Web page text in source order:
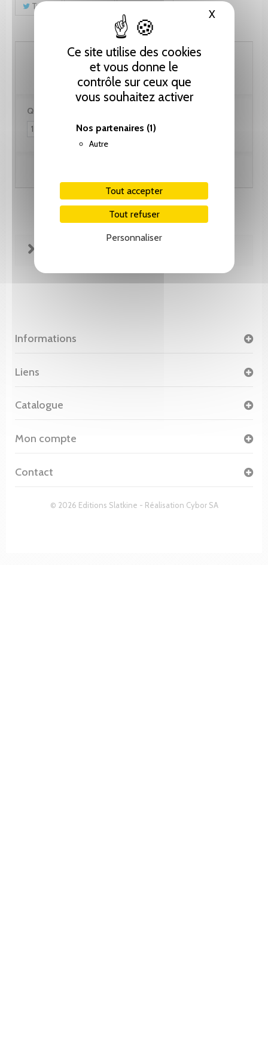
Ce site utilise des cookies
et vous donne le
contrôle sur ceux que
vous souhaitez activer
Nos partenaires (1)
Autre
Tout accepter
Tout refuser
Personnaliser
XMasquer
Tweet
66.70 CHF
Quantité :
Informations
© 2026 Editions Slatkine - Réalisation Cybor SA
Liens
Catalogue
Mon compte
Contact